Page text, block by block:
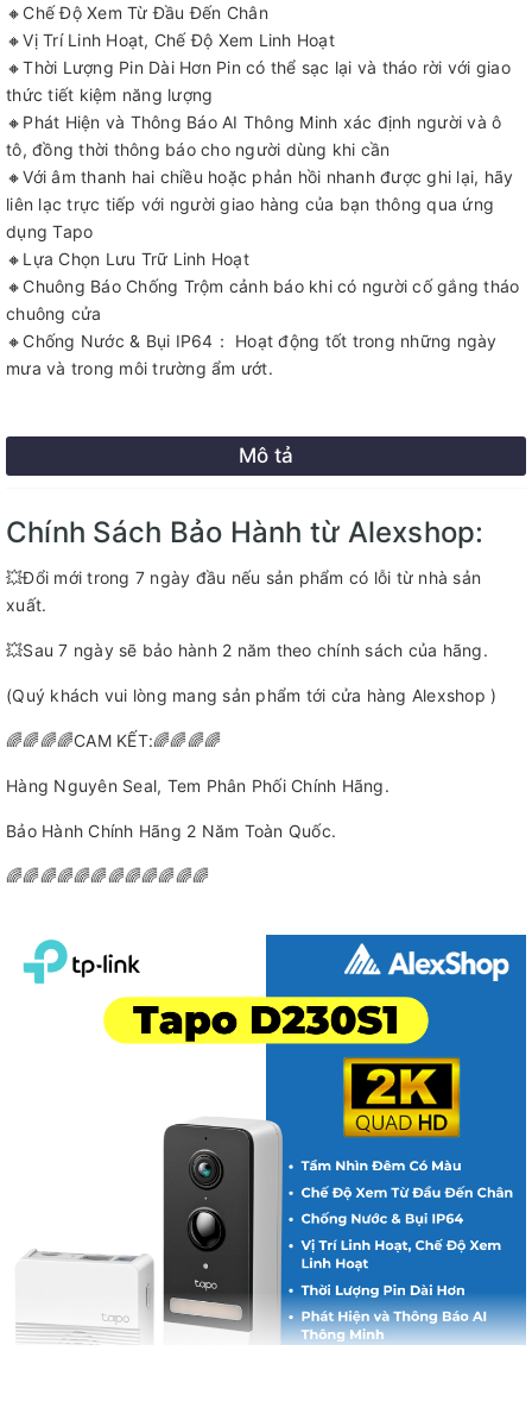
🔸Chế Độ Xem Từ Đầu Đến Chân
🔸Vị Trí Linh Hoạt, Chế Độ Xem Linh Hoạt
🔸Thời Lượng Pin Dài Hơn Pin có thể sạc lại và tháo rời với giao
thức tiết kiệm năng lượng
🔸Phát Hiện và Thông Báo AI Thông Minh xác định người và ô
tô, đồng thời thông báo cho người dùng khi cần
🔸Với âm thanh hai chiều hoặc phản hồi nhanh được ghi lại, hãy
liên lạc trực tiếp với người giao hàng của bạn thông qua ứng
dụng Tapo
🔸Lựa Chọn Lưu Trữ Linh Hoạt
🔸Chuông Báo Chống Trộm cảnh báo khi có người cố gắng tháo
chuông cửa
🔸Chống Nước & Bụi IP64： Hoạt động tốt trong những ngày
mưa và trong môi trường ẩm ướt.
Mô tả
Chính Sách Bảo Hành từ Alexshop:
💥Đổi mới trong 7 ngày đầu nếu sản phẩm có lỗi từ nhà sản
xuất.
💥Sau 7 ngày sẽ bảo hành 2 năm theo chính sách của hãng.
(Quý khách vui lòng mang sản phẩm tới cửa hàng Alexshop )
🌈🌈🌈🌈CAM KẾT:🌈🌈🌈🌈
Hàng Nguyên Seal, Tem Phân Phối Chính Hãng.
Bảo Hành Chính Hãng 2 Năm Toàn Quốc.
🌈🌈🌈🌈🌈🌈🌈🌈🌈🌈🌈🌈